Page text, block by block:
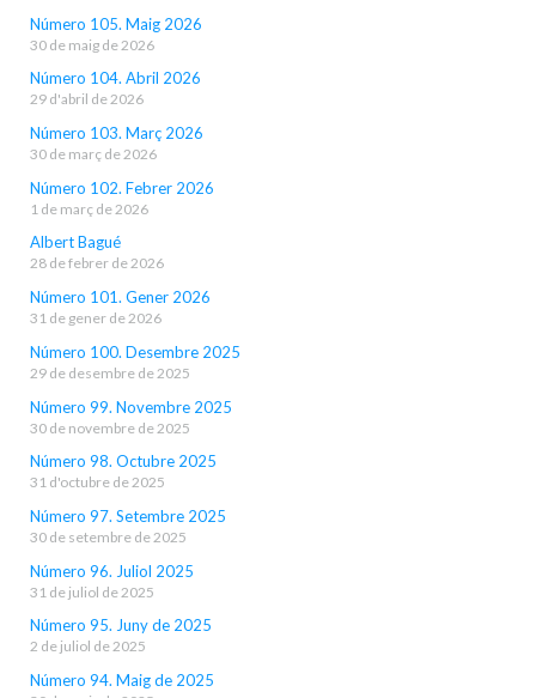
Número 105. Maig 2026
30 de maig de 2026
Número 104. Abril 2026
29 d'abril de 2026
Número 103. Març 2026
30 de març de 2026
Número 102. Febrer 2026
1 de març de 2026
Albert Bagué
28 de febrer de 2026
Número 101. Gener 2026
31 de gener de 2026
Número 100. Desembre 2025
29 de desembre de 2025
Número 99. Novembre 2025
30 de novembre de 2025
Número 98. Octubre 2025
31 d'octubre de 2025
Número 97. Setembre 2025
30 de setembre de 2025
Número 96. Juliol 2025
31 de juliol de 2025
Número 95. Juny de 2025
2 de juliol de 2025
Número 94. Maig de 2025